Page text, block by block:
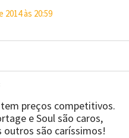
2014 às 20:59
preços competitivos.
e Soul são caros,
outros são caríssimos!